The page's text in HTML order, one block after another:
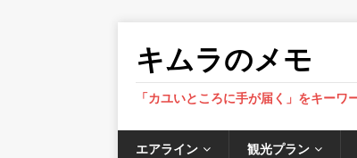
キムラのメモ
「カユいところに手が届く」をキー
エアライン 観光プラン